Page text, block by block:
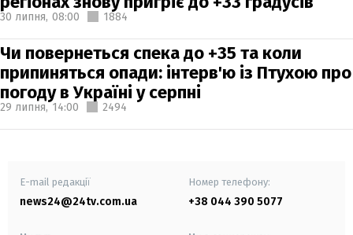
30 липня, 08:00 1884
Чи повернеться спека до +35 та коли
припиняться опади: інтерв'ю із Птухою про
погоду в Україні у серпні
29 липня, 14:00 2494
E-mail редакції
news24@24tv.com.ua
Номер телефону:
+38 044 390 5077